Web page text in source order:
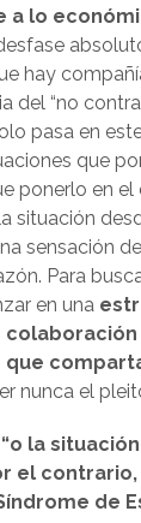
a lo
hay
del “no
pasa en
que
ponerlo en el
situación
sensación
Para
en una
que
nunca el
la
el
de